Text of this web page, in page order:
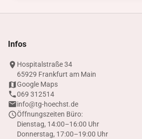
Infos
Hospitalstraße 34
65929 Frankfurt am Main
Google Maps
069 312514
info@tg-hoechst.de
Öffnungszeiten Büro:
Dienstag, 14:00–16:00 Uhr
Donnerstag, 17:00–19:00 Uhr